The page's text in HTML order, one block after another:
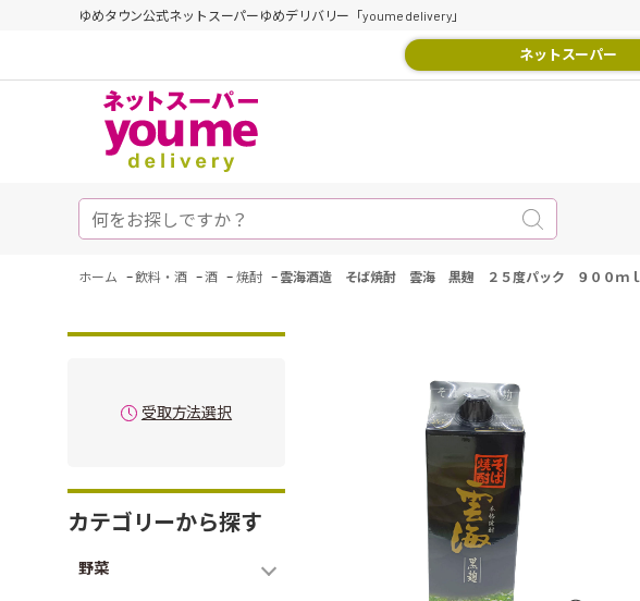
ゆめタウン公式ネットスーパーゆめデリバリー「youme delivery」
ネットスーパー
ホーム -飲料・酒 -酒 - 焼酎 - 雲海酒造 そば焼酎 雲海 黒麹 ２５度パック ９００ｍｌ
受取方法選択
カテゴリーから探す
野菜